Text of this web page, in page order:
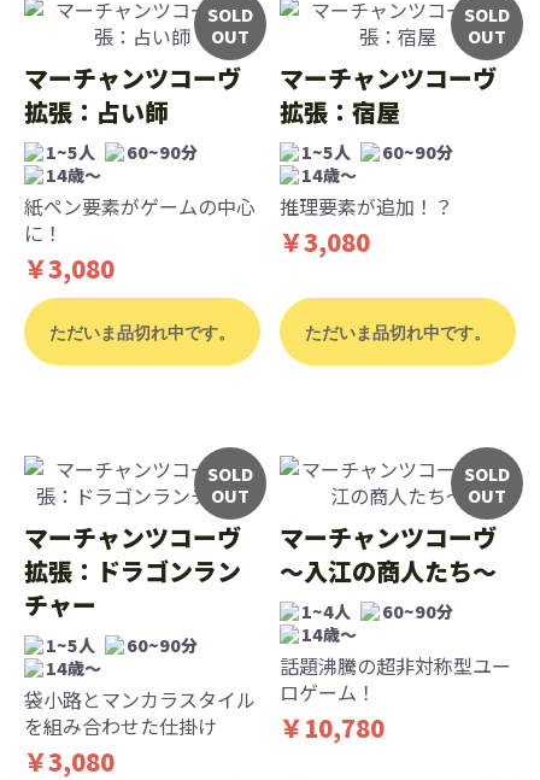
SOLD
OUT
マーチャンツコーヴ
拡張：占い師
1~5人
60~90分
14歳〜
紙ペン要素がゲームの中心
に！
￥3,080
ただいま品切れ中です。
SOLD
OUT
マーチャンツコーヴ
拡張：宿屋
1~5人
60~90分
14歳〜
推理要素が追加！？
￥3,080
ただいま品切れ中です。
SOLD
OUT
マーチャンツコーヴ
拡張：ドラゴンラン
チャー
1~5人
60~90分
14歳〜
袋小路とマンカラスタイル
を組み合わせた仕掛け
￥3,080
SOLD
OUT
マーチャンツコーヴ
～入江の商人たち～
1~4人
60~90分
14歳〜
話題沸騰の超非対称型ユー
ロゲーム！
￥10,780